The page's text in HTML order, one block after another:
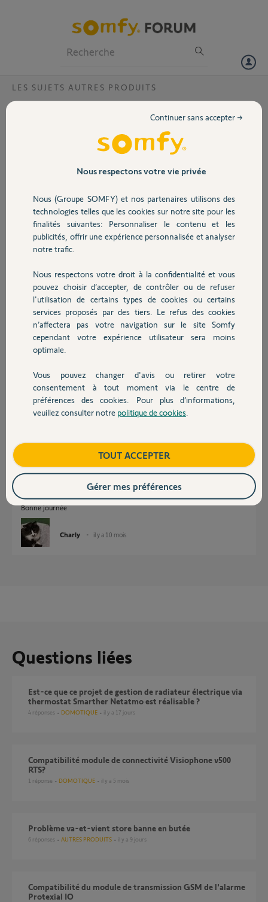
Volet
Sécurité
Domotique
Chauffage
Autres produits
Devis avec un pro
Contact
LES SUJETS AUTRES PRODUITS
Remplacement module 7070store
Bonjour,
Quel module puis-je acheter pour
remplacer le mien
télécommande sans fil 156468
Merci
Merci,
Philippe C.
il y a 10 mois
Participer au fil de discussion
Réponses
C'est un store banne ou un VR ?
Bonne journée
Charly il y a 10 mois
Questions liées
Est-ce que ce projet de gestion de radiateur électrique via
thermostat Smarther Netatmo est réalisable ?
4 réponses DOMOTIQUE il y a 17 jours
Compatibilité module de connectivité Visiophone v500
RTS?
1 réponse DOMOTIQUE il y a 5 mois
Problème va-et-vient store banne en butée
6 réponses AUTRES PRODUITS il y a 9 jours
compatibilité du module de transmission GSM de l'alarme
Protexial IO
Nous respectons votre vie privée
Nous (Groupe SOMFY) et nos partenaires utilisons des
technologies telles que les cookies sur notre site pour les
finalités suivantes: Personnaliser le contenu et les
publicités, offrir une expérience personnalisée et analyser
notre trafic.
Nous respectons votre droit à la confidentialité et vous
pouvez choisir d’accepter, de contrôler ou de refuser
l'utilisation de certains types de cookies ou certains
services proposés par des tiers. Le refus des cookies
n’affectera pas votre navigation sur le site Somfy
cependant votre expérience utilisateur sera moins
optimale.
Vous pouvez changer d'avis ou retirer votre
consentement à tout moment via le centre de
préférences des cookies. Pour plus d’informations,
veuillez consulter notre politique de cookies
Continuer sans accepter →
TOUT ACCEPTER
Gérer mes préférences